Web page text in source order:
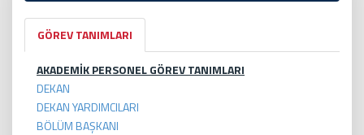
GÖREV TANIMLARI
AKADEMİK PERSONEL GÖREV TANIMLARI
DEKAN
DEKAN YARDIMCILARI
BÖLÜM BAŞKANI